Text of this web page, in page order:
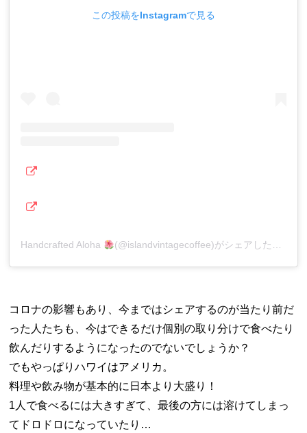
この投稿をInstagramで見る
Handcrafted Aloha (@islandvintagecoffee)がシェアした投稿
コロナの影響もあり、今まではシェアするのが当たり前だ
った人たちも、今はできるだけ個別の取り分けで食べたり
飲んだりするようになったのでないでしょうか？
でもやっぱりハワイはアメリカ。
料理や飲み物が基本的に日本より大盛り！
1人で食べるには大きすぎて、最後の方には溶けてしまっ
てドロドロになっていたり…